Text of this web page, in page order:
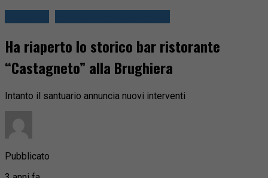
Ha riaperto lo storico bar ristorante
“Castagneto” alla Brughiera
Intanto il santuario annuncia nuovi interventi
Pubblicato